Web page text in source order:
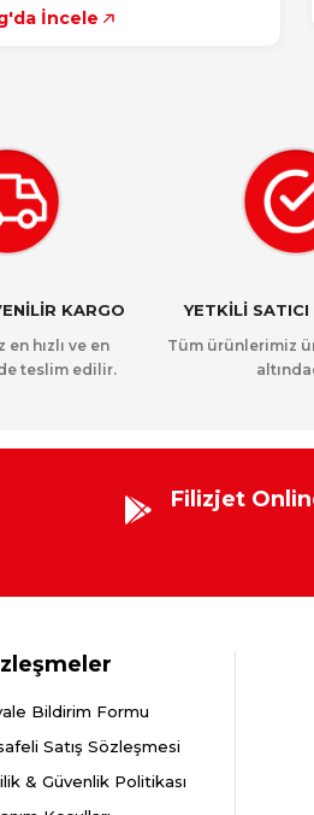
İncele
KARGO
hızlı ve en
teslim edilir.
YETKİLİ
Tüm ürünlerimiz
Filizjet
Bildirim Formu
Satış Sözleşmesi
& Güvenlik Politikası